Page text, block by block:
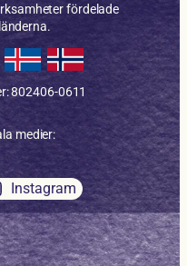
fördelade
802406-0611
medier:
Instagram